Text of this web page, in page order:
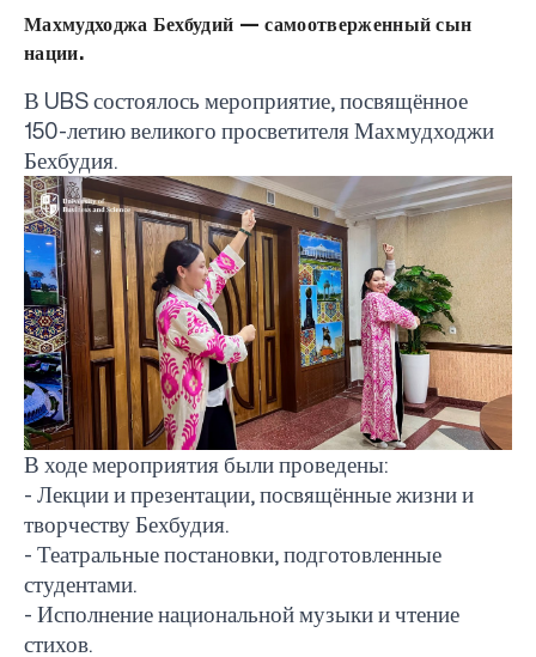
Махмудходжа Бехбудий — самоотверженный сын
нации.
В UBS состоялось мероприятие, посвящённое
150-летию великого просветителя Махмудходжи
Бехбудия.
В ходе мероприятия были проведены:
- Лекции и презентации, посвящённые жизни и
творчеству Бехбудия.
- Театральные постановки, подготовленные
студентами.
- Исполнение национальной музыки и чтение
стихов.